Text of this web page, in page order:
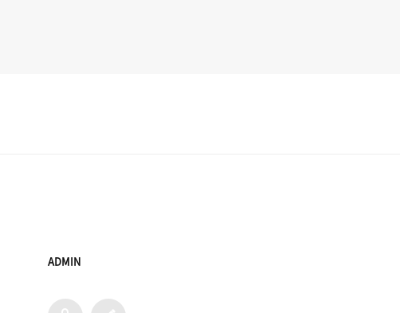
ADMIN
admin 글